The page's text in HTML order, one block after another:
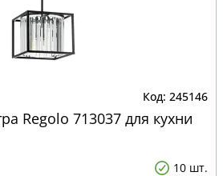
245146
Regolo 713037 для кухни
10 шт.